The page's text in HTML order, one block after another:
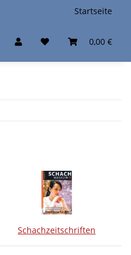
Startseite
0,00 €
Schachzeitschriften